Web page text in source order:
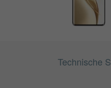
Technische